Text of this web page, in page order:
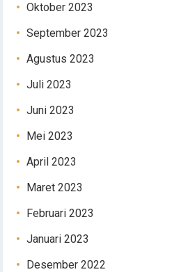
Oktober 2023
September 2023
Agustus 2023
Juli 2023
Juni 2023
Mei 2023
April 2023
Maret 2023
Februari 2023
Januari 2023
Desember 2022